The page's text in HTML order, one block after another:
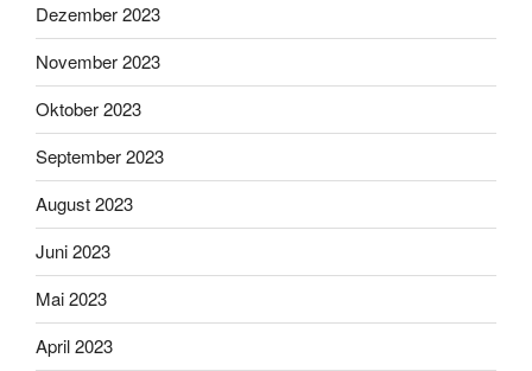
Dezember 2023
November 2023
Oktober 2023
September 2023
August 2023
Juni 2023
Mai 2023
April 2023